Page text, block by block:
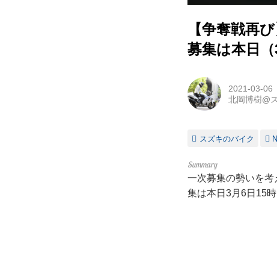
【争奪戦再
募集は本日
2021-03-06
北岡博樹@
スズキのバイク
一次募集の勢いを
集は本日3月6日15